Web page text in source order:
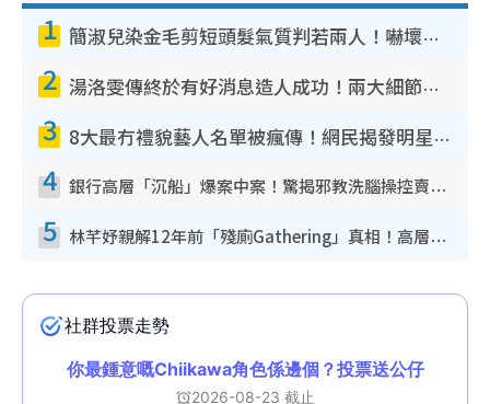
1 簡淑兒染金毛剪短頭髮氣質判若兩人！嚇壞老公麥大力都認唔出：「你做咩事？」
2 湯洛雯傳終於有好消息造人成功！兩大細節曝孕味極濃惹猜測：大肚婆先會咁！
3 8大最冇禮貌藝人名單被瘋傳！網民揭發明星真面目 一致數臭呢位係無品天花板？
4 銀行高層「沉船」爆案中案！驚揭邪教洗腦操控賣淫被吞600萬 幕後黑手講多錯多
5 林芊妤親解12年前「殘廁Gathering」真相！高層解約一句話重創尊嚴至今拒返TVB